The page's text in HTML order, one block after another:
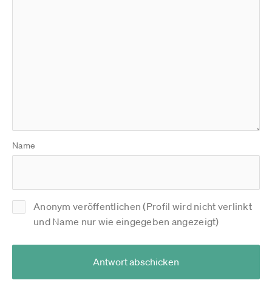
Name
Anonym veröffentlichen (Profil wird nicht verlinkt
und Name nur wie eingegeben angezeigt)
Antwort abschicken